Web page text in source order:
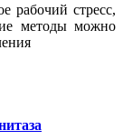
рабочий стресс,
методы можно